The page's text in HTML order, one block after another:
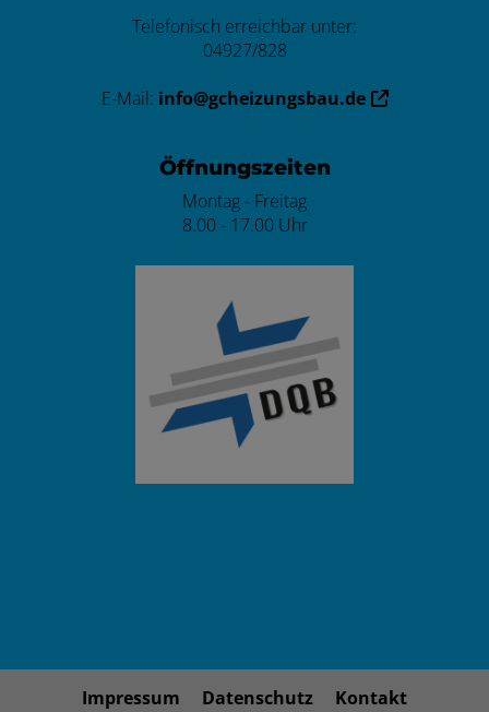
Telefonisch erreichbar unter:
04927/828
E-Mail: info@gcheizungsbau.de
Öffnungszeiten
Montag - Freitag
8.00 - 17.00 Uhr
Impressum Datenschutz Kontakt